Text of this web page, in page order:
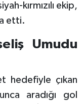
kırmızılı ekip,
etti.
Umudu
hedefiyle çıkan
aradığı gol